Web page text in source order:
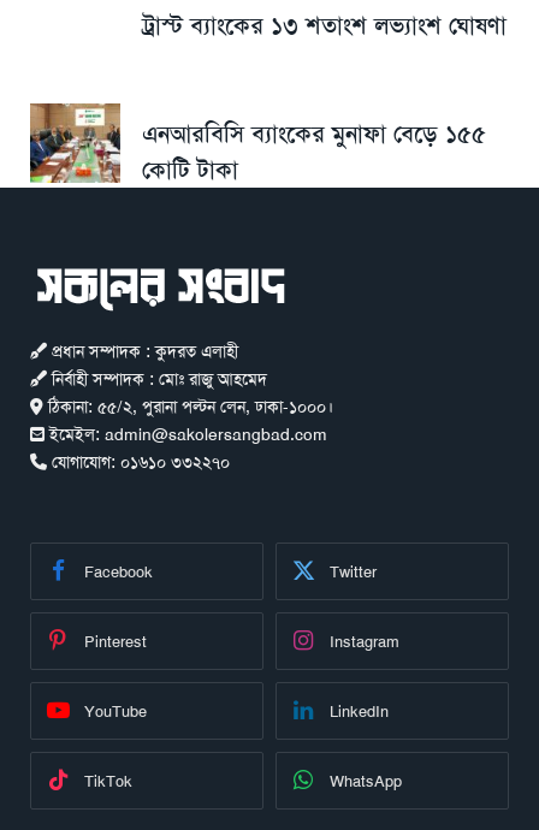
ট্রাস্ট ব্যাংকের ১৩ শতাংশ লভ্যাংশ ঘোষণা
এনআরবিসি ব্যাংকের মুনাফা বেড়ে ১৫৫
কোটি টাকা
প্রধান সম্পাদক : কুদরত এলাহী
নির্বাহী সম্পাদক : মোঃ রাজু আহমেদ
ঠিকানা: ৫৫/২, পুরানা পল্টন লেন, ঢাকা-১০০০।
ইমেইল: admin@sakolersangbad.com
যোগাযোগ: ০১৬১০ ৩৩২২৭০
Facebook Twitter
Pinterest Instagram
YouTube LinkedIn
TikTok WhatsApp